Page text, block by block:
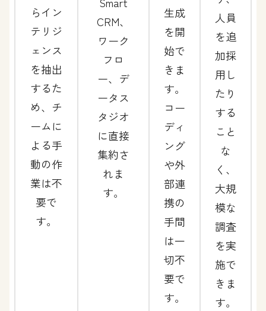
らイン
テリジ
ェンス
を抽出
するた
め、チ
ームに
よる手
動の作
業は不
要で
す。
CRM、
ワーク
フロ
ー、デ
ータス
タジオ
に直接
集約さ
れま
す。
生成
を開
始で
きま
す。
コー
ディ
ング
や外
部連
携の
手間
は一
切不
要で
す。
人員
を追
加採
用し
たり
する
こと
な
く、
大規
模な
調査
を実
施で
きま
す。